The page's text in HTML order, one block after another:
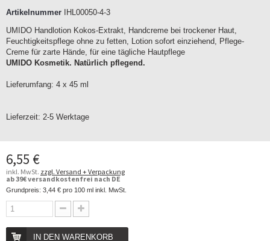
Artikelnummer
IHL00050-4-3
UMIDO Handlotion Kokos-Extrakt, Handcreme bei trockener Haut,
Feuchtigkeitspflege ohne zu fetten, Lotion sofort einziehend, Pflege-
Creme für zarte Hände, für eine tägliche Hautpflege
UMIDO Kosmetik. Natürlich pflegend.
Lieferumfang: 4 x 45 ml
Lieferzeit: 2-5 Werktage
6,55 €
inkl. MwSt. zzgl. Versand + Verpackung
ab 39€ versandkostenfrei nach DE
Grundpreis: 3,44 € pro 100 ml inkl. MwSt.
IN DEN WARENKORB